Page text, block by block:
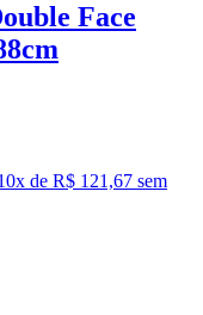
Face
x de R$ 121,67 sem